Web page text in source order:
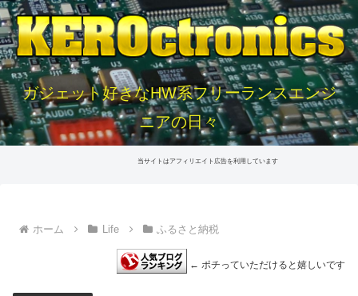
ガジェット好きなHW系フリーランスエンジ
ニアの日々
当サイトはアフィリエイト広告を利用しています
ホーム Life ふるさと納税
← ポチっていただけると嬉しいです